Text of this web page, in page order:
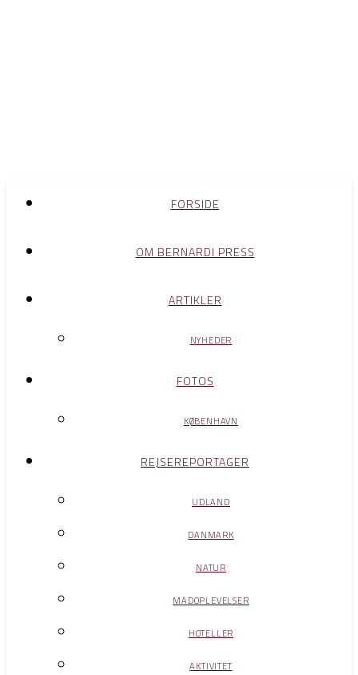
FORSIDE
OM BERNARDI PRESS
ARTIKLER
NYHEDER
FOTOS
KØBENHAVN
REJSEREPORTAGER
UDLAND
DANMARK
NATUR
MADOPLEVELSER
HOTELLER
AKTIVITET